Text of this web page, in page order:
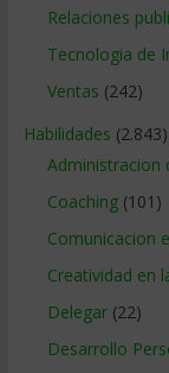
Relaciones
Tecnologia de
Ventas (242)
Habilidades (2.843)
Administracion
Coaching(101)
Comunicacion
Creatividad en
Delegar(22)
Desarrollo